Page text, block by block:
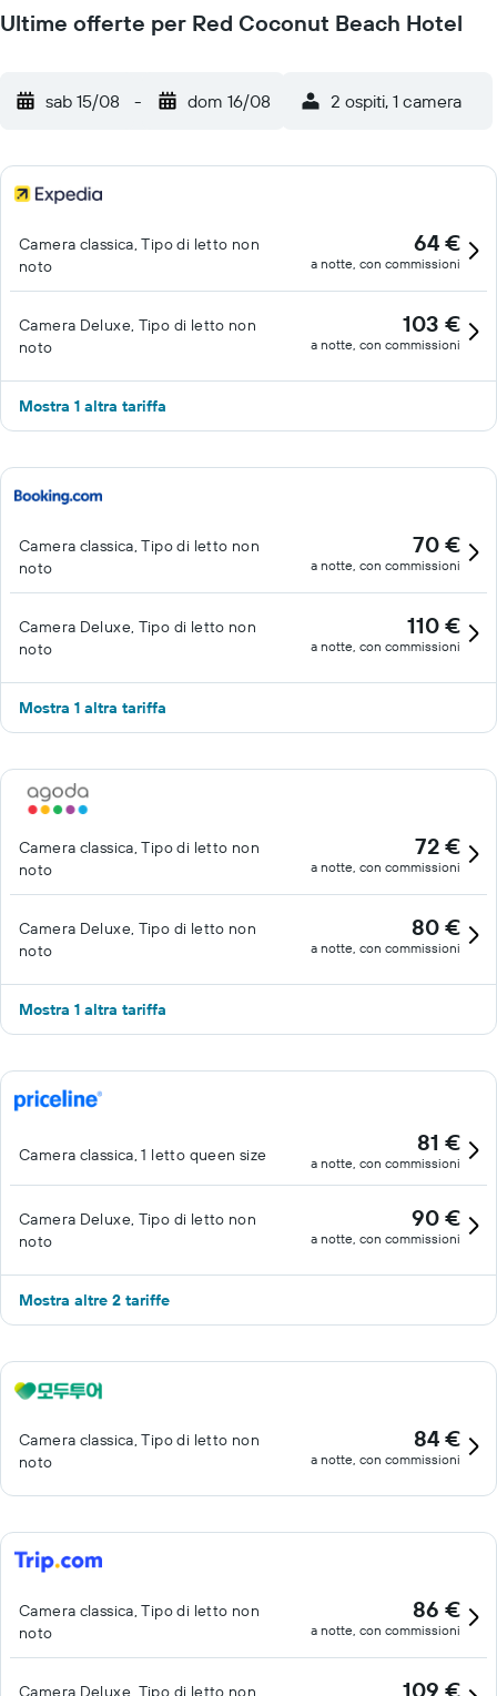
e asciugacapelli. Couverture serale e pulizie tutti i giorni. Su
richiesta è disponibile inoltre: servizio massaggi in camera. I
attività ricreative elencate di seguito sono disponibili in loco o
Ultime offerte per Red Coconut Beach Hotel
sab 15/08 - dom 16/08 2 ospiti, 1 camera
Camera classica, Tipo di letto non
noto
64 €
a notte, con commissioni
Camera Deluxe, Tipo di letto non
noto
103 €
a notte, con commissioni
Mostra 1 altra tariffa
Camera classica, Tipo di letto non
noto
70 €
a notte, con commissioni
Camera Deluxe, Tipo di letto non
noto
110 €
a notte, con commissioni
Mostra 1 altra tariffa
Camera classica, Tipo di letto non
noto
72 €
a notte, con commissioni
Camera Deluxe, Tipo di letto non
noto
80 €
a notte, con commissioni
Mostra 1 altra tariffa
Camera classica, 1 letto queen size 81 €
a notte, con commissioni
Camera Deluxe, Tipo di letto non
noto
90 €
a notte, con commissioni
Mostra altre 2 tariffe
Camera classica, Tipo di letto non
noto
84 €
a notte, con commissioni
Camera classica, Tipo di letto non
noto
86 €
a notte, con commissioni
Camera Deluxe, Tipo di letto non 109 €